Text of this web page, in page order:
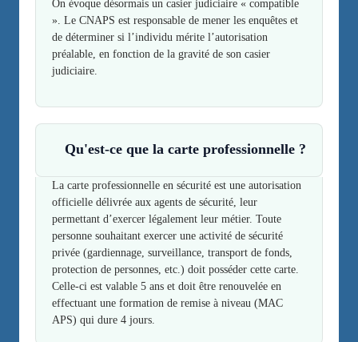
On évoque désormais un casier judiciaire « compatible
». Le CNAPS est responsable de mener les enquêtes et
de déterminer si l’individu mérite l’autorisation
préalable, en fonction de la gravité de son casier
judiciaire.
Qu'est-ce que la carte professionnelle ?
La carte professionnelle en sécurité est une autorisation
officielle délivrée aux agents de sécurité, leur
permettant d’exercer légalement leur métier. Toute
personne souhaitant exercer une activité de sécurité
privée (gardiennage, surveillance, transport de fonds,
protection de personnes, etc.) doit posséder cette carte.
Celle-ci est valable 5 ans et doit être renouvelée en
effectuant une formation de remise à niveau (MAC
APS) qui dure 4 jours.
Contact